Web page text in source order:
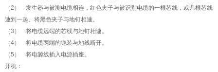
（2） 发生器与被测电缆相连，红色夹子与被识别电缆的一根芯线，或几根芯线
連到一起。将黑色夹子与地钉相連。
（3） 将电缆远端的芯线与地钉相連。
（4） 将电缆两端的铠装与地线断开。
（5） 将电源线插入电源插座。
开机：